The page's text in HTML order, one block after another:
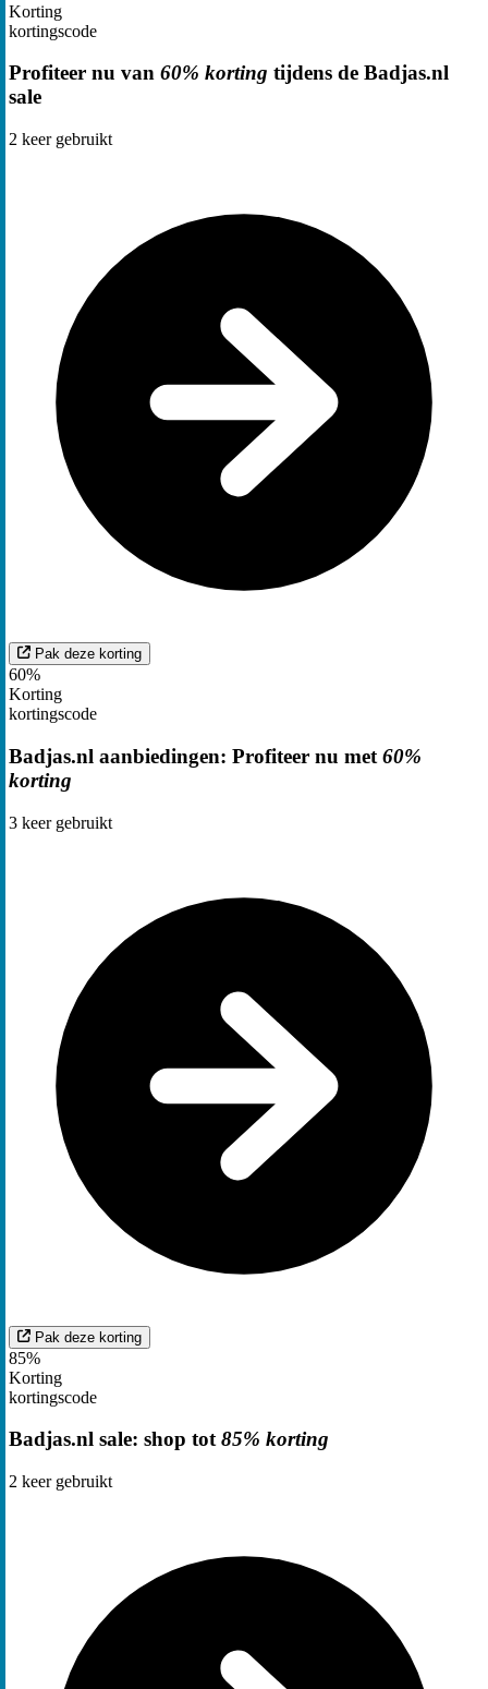
Korting
kortingscode
Profiteer nu van 60% korting tijdens de Badjas.nl
sale
2 keer gebruikt
Pak deze korting
60%
Korting
kortingscode
Badjas.nl aanbiedingen: Profiteer nu met 60%
korting
3 keer gebruikt
Pak deze korting
85%
Korting
kortingscode
Badjas.nl sale: shop tot85% korting
2 keer gebruikt